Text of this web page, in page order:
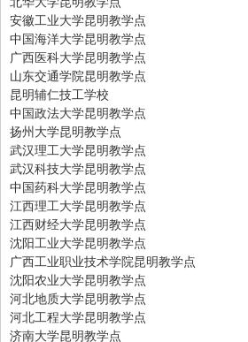
安徽工业大学昆明教学点
中国海洋大学昆明教学点
广西医科大学昆明教学点
山东交通学院昆明教学点
昆明辅仁技工学校
中国政法大学昆明教学点
扬州大学昆明教学点
武汉理工大学昆明教学点
武汉科技大学昆明教学点
中国药科大学昆明教学点
江西理工大学昆明教学点
江西财经大学昆明教学点
沈阳工业大学昆明教学点
广西工业职业技术学院昆明教学点
沈阳农业大学昆明教学点
河北地质大学昆明教学点
河北工程大学昆明教学点
济南大学昆明教学点